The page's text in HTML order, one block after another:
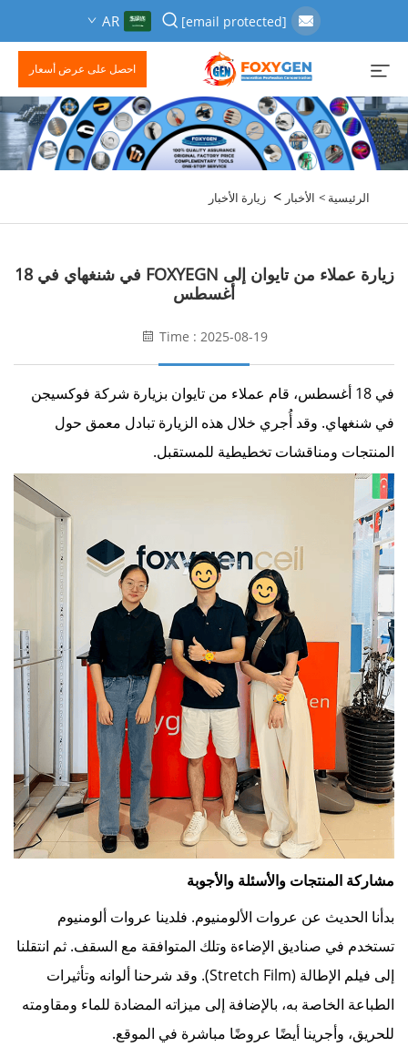
[email protected]
AR
احصل على عرض أسعار
الرئيسية > الأخبار > زيارة الأخبار
زيارة عملاء من تايوان إلى FOXYEGN في شنغهاي في 18
أغسطس
Time : 2025-08-19
في 18 أغسطس، قام عملاء من تايوان بزيارة شركة فوكسيجن
في شنغهاي. وقد أُجري خلال هذه الزيارة تبادل معمق حول
المنتجات ومناقشات تخطيطية للمستقبل.
مشاركة المنتجات والأسئلة والأجوبة
بدأنا الحديث عن عروات الألومنيوم. فلدينا عروات ألومنيوم
تستخدم في صناديق الإضاءة وتلك المتوافقة مع السقف. ثم انتقلنا
إلى فيلم الإطالة (Stretch Film). وقد شرحنا ألوانه وتأثيرات
الطباعة الخاصة به، بالإضافة إلى ميزاته المضادة للماء ومقاومته
للحريق، وأجرينا أيضًا عروضًا مباشرة في الموقع.